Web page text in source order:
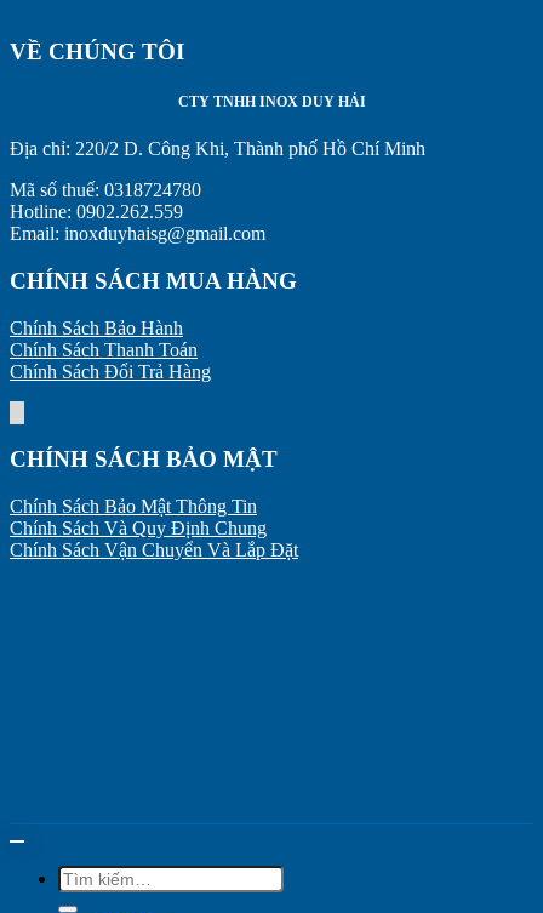
VỀ CHÚNG TÔI
CTY TNHH INOX DUY HẢI
Địa chỉ: 220/2 D. Công Khi, Thành phố Hồ Chí Minh
Mã số thuế: 0318724780
Hotline: 0902.262.559
Email: inoxduyhaisg@gmail.com
CHÍNH SÁCH MUA HÀNG
Chính Sách Bảo Hành
Chính Sách Thanh Toán
Chính Sách Đổi Trả Hàng
CHÍNH SÁCH BẢO MẬT
Chính Sách Bảo Mật Thông Tin
Chính Sách Và Quy Định Chung
Chính Sách Vận Chuyển Và Lắp Đặt
Tìm
kiếm: